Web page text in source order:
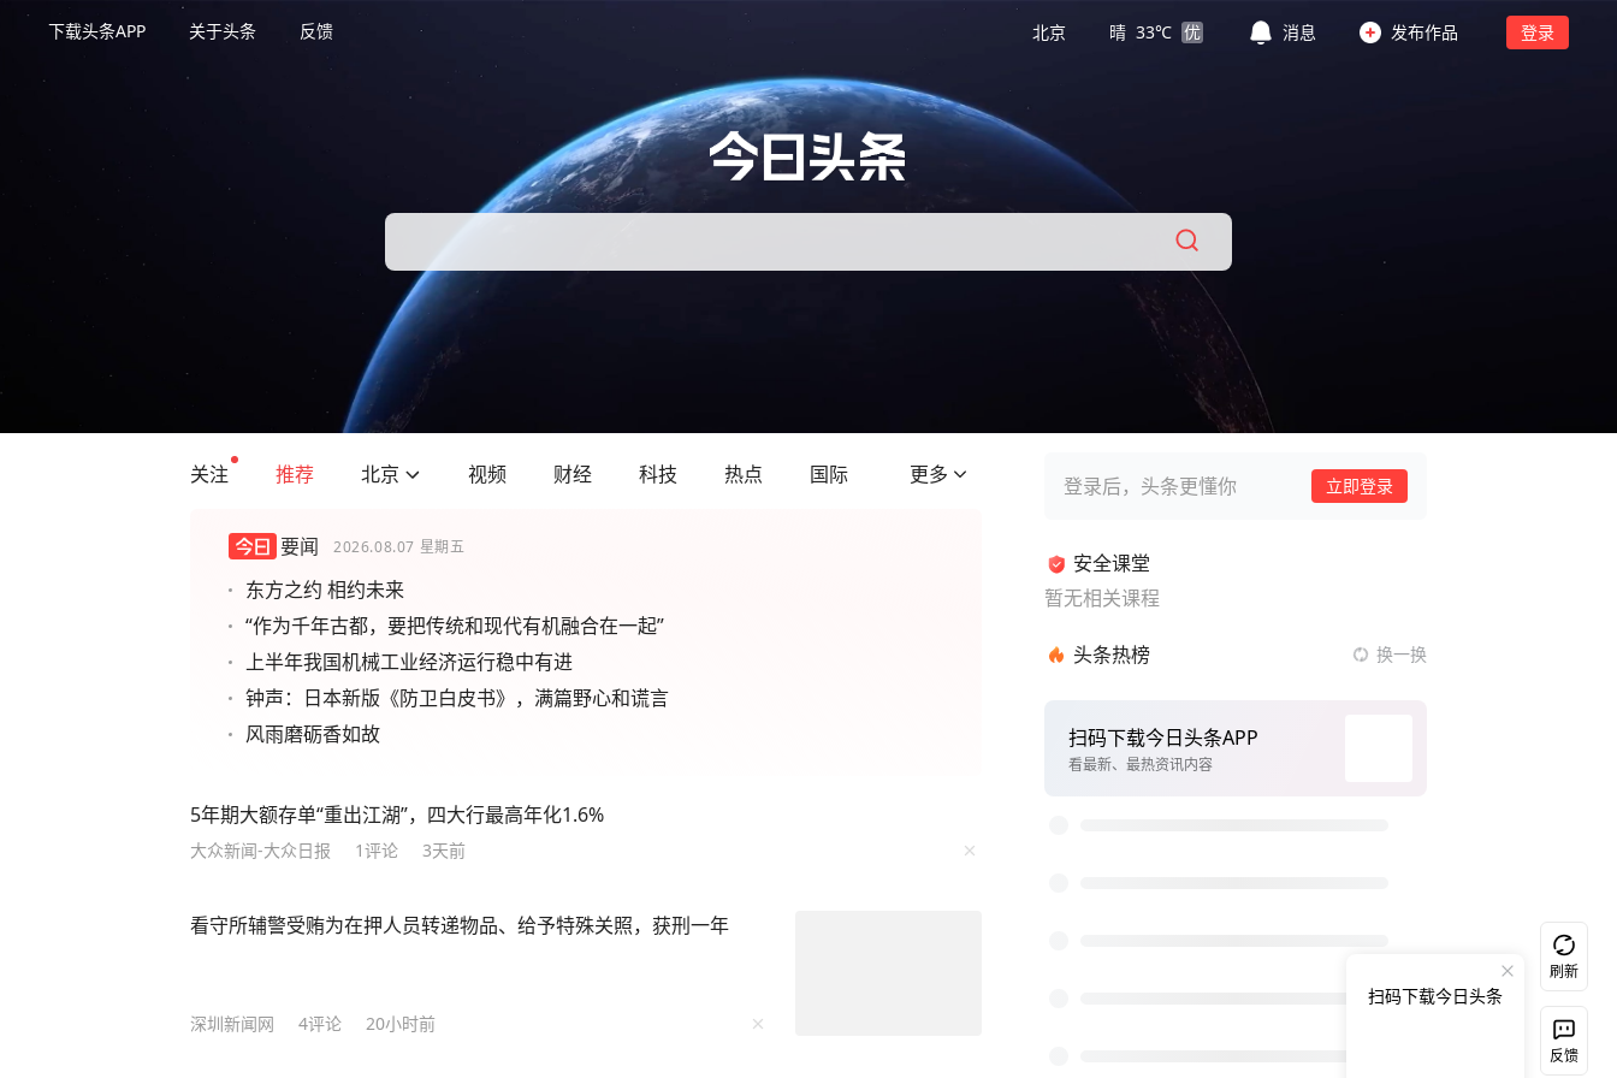
下载头条APP 关于头条 反馈 北京 晴 33℃ 优 消息 发布作品 登录
关注 推荐 北京 视频 财经 科技 热点 国际 更多
要闻 2026.08.07 星期五
东方之约 相约未来
“作为千年古都，要把传统和现代有机融合在一起”
上半年我国机械工业经济运行稳中有进
钟声：日本新版《防卫白皮书》，满篇野心和谎言
风雨磨砺香如故
5年期大额存单“重出江湖”，四大行最高年化1.6%
大众新闻-大众日报 1评论 3天前
看守所辅警受贿为在押人员转递物品、给予特殊关照，获刑一年
深圳新闻网 4评论 20小时前
登录后，头条更懂你 立即登录
安全课堂
暂无相关课程
头条热榜 换一换
今日立秋
刷新
反馈
扫码下载今日头条